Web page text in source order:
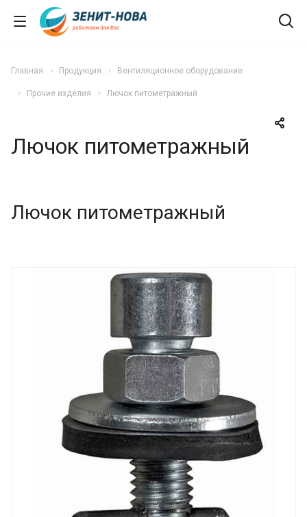
Главная Продукция Вентиляционное оборудование
Прочие изделия Лючок питометражный
Лючок питометражный
Лючок питометражный